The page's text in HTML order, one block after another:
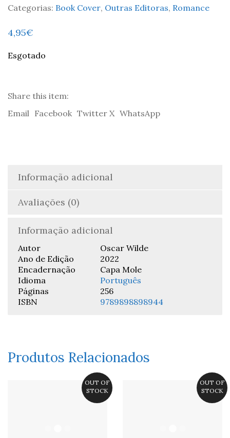
Categorias: Book Cover, Outras Editoras, Romance
4,95€
Esgotado
Share this item:
Email Facebook Twitter X WhatsApp
Informação adicional
Avaliações (0)
Informação adicional
Autor
Oscar Wilde
Ano de Edição
2022
Encadernação
Capa Mole
Idioma
Português
Páginas
256
ISBN
9789898898944
Produtos Relacionados
OUT OF
STOCK
OUT OF
STOCK